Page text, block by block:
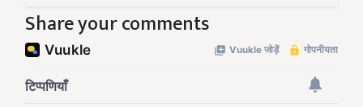
Share your comments